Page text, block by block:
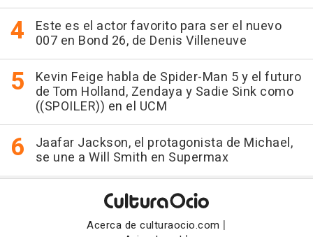
Este es el actor favorito para ser el nuevo
007 en Bond 26, de Denis Villeneuve
Kevin Feige habla de Spider-Man 5 y el futuro
de Tom Holland, Zendaya y Sadie Sink como
((SPOILER)) en el UCM
Jaafar Jackson, el protagonista de Michael,
se une a Will Smith en Supermax
Acerca de culturaocio.com |